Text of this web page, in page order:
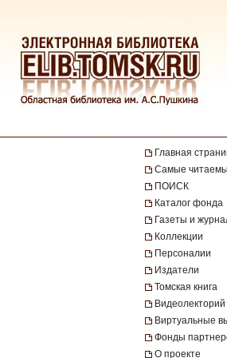
Главная
Самые
ПОИСК
Каталог фонда
Газеты и
Коллекции
Персоналии
Издатели
Томская книга
Видеолекторий
Виртуальные
Фонды
О проекте